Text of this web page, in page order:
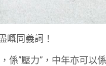
嘅同義詞！
係”壓力”， 中年亦可以